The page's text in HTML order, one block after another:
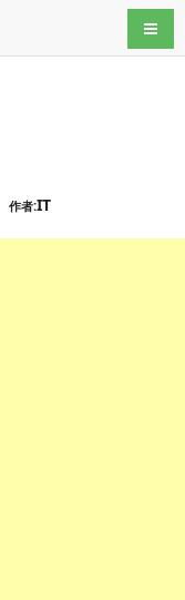
导航
作者:IT